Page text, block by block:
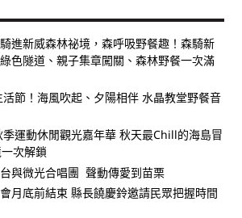
騎進新威森林祕境，森呼吸野餐趣！森騎新
色隧道、親子集章闖關、森林野餐一次滿
活節！海風吹起、夕陽相伴 水晶教堂野餐音
季運動休閒觀光嘉年華 秋天最Chill的海島冒
次解鎖
台與微光合唱團 聲動傳愛到苗栗
月底前結束 縣長饒慶鈴邀請民眾把握時間